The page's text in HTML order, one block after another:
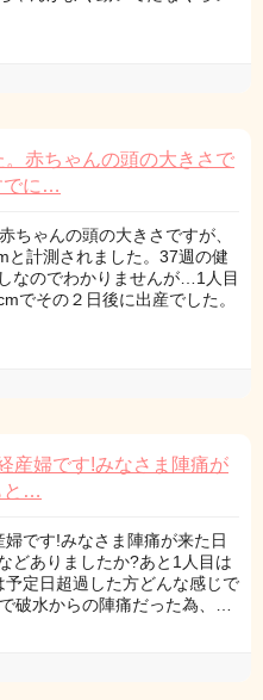
赤ちゃんの頭の大きさで
でに…
ちゃんの頭の大きさですが、
と計測されました。37週の健
なのでわかりませんが…1人目
でその２日後に出産でした。
産婦です!みなさま陣痛が
と…
です!みなさま陣痛が来た日
どありましたか?あと1人目は
定日超過した方どんな感じで
破水からの陣痛だった為、…